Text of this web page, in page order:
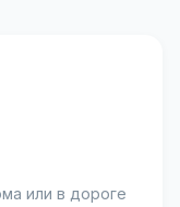
или в дороге